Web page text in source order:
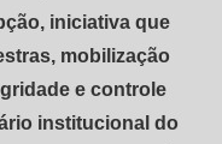
iniciativa que
mobilização
e controle
institucional do